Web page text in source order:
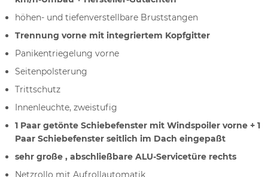
höhen- und tiefenverstellbare Bruststangen
Trennung vorne mit integriertem Kopfgitter
Panikentriegelung vorne
Seitenpolsterung
Trittschutz
Innenleuchte, zweistufig
1 Paar getönte Schiebefenster mit Windspoiler vorne + 1
Paar Schiebefenster seitlich im Dach eingepaßt
sehr große , abschließbare ALU-Servicetüre rechts
Netzrollo mit Aufrollautomatik